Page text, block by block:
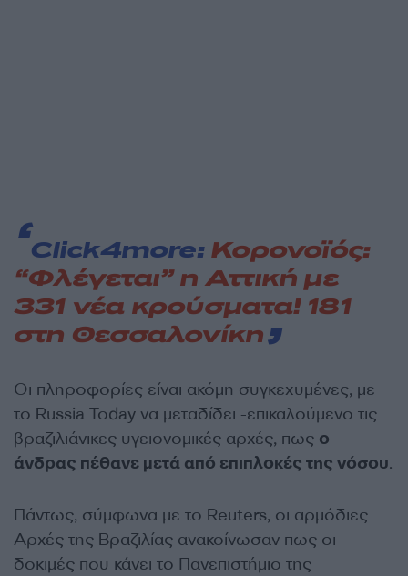
Click4more: Κορονοϊός:
“Φλέγεται” η Αττική με
331 νέα κρούσματα! 181
στη Θεσσαλονίκη
Οι πληροφορίες είναι ακόμη συγκεχυμένες, με
το Russia Today να μεταδίδει -επικαλούμενο τις
βραζιλιάνικες υγειονομικές αρχές, πως ο
άνδρας πέθανε μετά από επιπλοκές της νόσου.
Πάντως, σύμφωνα με το Reuters, οι αρμόδιες
Αρχές της Βραζιλίας ανακοίνωσαν πως οι
δοκιμές που κάνει το Πανεπιστήμιο της